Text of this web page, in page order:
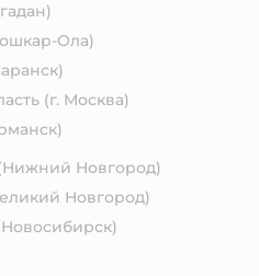
Ола)
(г. Москва)
Новгород)
Новгород)